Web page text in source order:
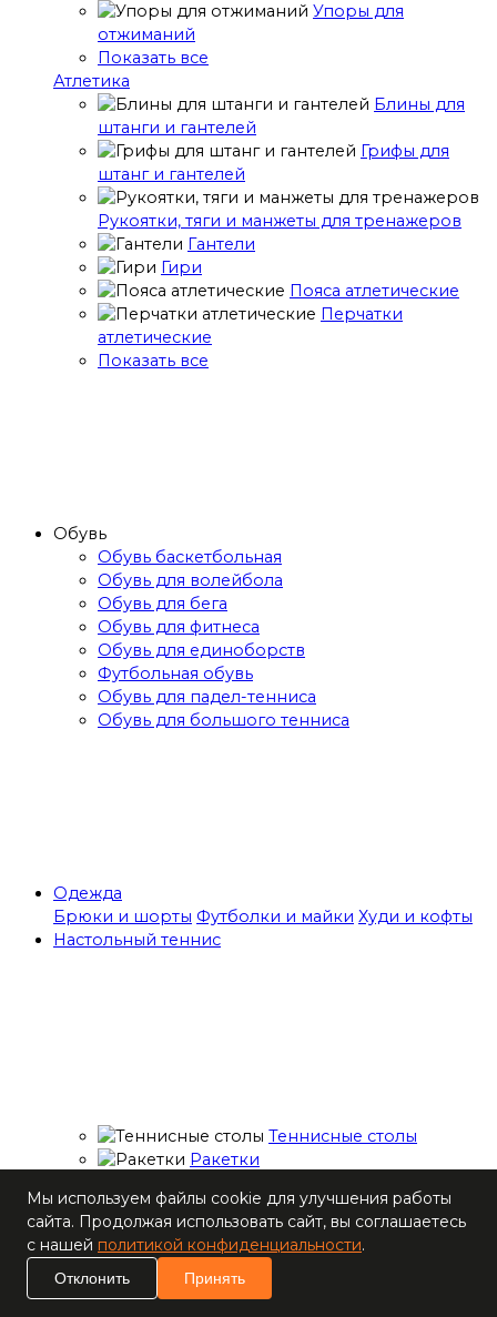
Упоры для
отжиманий
Показать все
Атлетика
Блины для
штанги и гантелей
Грифы для
штанг и гантелей
Рукоятки, тяги и манжеты для тренажеров
Гантели
Гири
Пояса атлетические
Перчатки
атлетические
Показать все
Обувь
Обувь баскетбольная
Обувь для волейбола
Обувь для бега
Обувь для фитнеса
Обувь для единоборств
Футбольная обувь
Обувь для падел-тенниса
Обувь для большого тенниса
Одежда
Брюки и шорты Футболки и майки Худи и кофты
Настольный теннис
Теннисные столы
Ракетки
ракеток
Основания для
ракеток
Мячи
Наборы
Мы используем файлы cookie для улучшения работы
сайта. Продолжая использовать сайт, вы соглашаетесь
с нашей политикой конфиденциальности.
Отклонить Принять